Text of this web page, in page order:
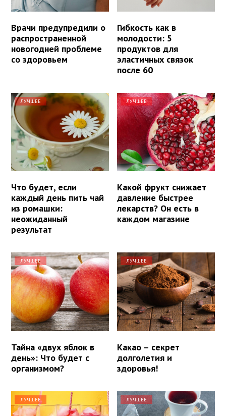
Врачи предупредили о
распространенной
новогодней проблеме
со здоровьем
Гибкость как в
молодости: 5
продуктов для
эластичных связок
после 60
ЛУЧШЕЕ
Что будет, если
каждый день пить чай
из ромашки:
неожиданный
результат
ЛУЧШЕЕ
Какой фрукт снижает
давление быстрее
лекарств? Он есть в
каждом магазине
ЛУЧШЕЕ
Тайна «двух яблок в
день»: Что будет с
организмом?
ЛУЧШЕЕ
Какао – секрет
долголетия и
здоровья!
ЛУЧШЕЕ ЛУЧШЕЕ